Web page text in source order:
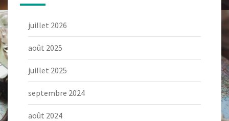
juillet 2026
août 2025
juillet 2025
septembre 2024
août 2024